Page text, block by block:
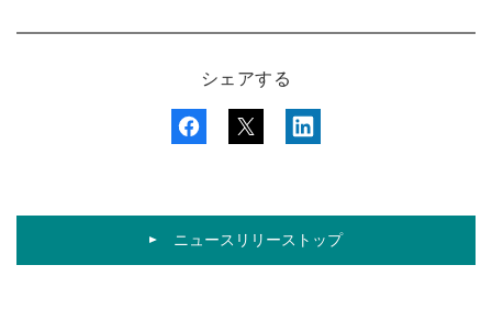
シェアする
ニュースリリーストップ